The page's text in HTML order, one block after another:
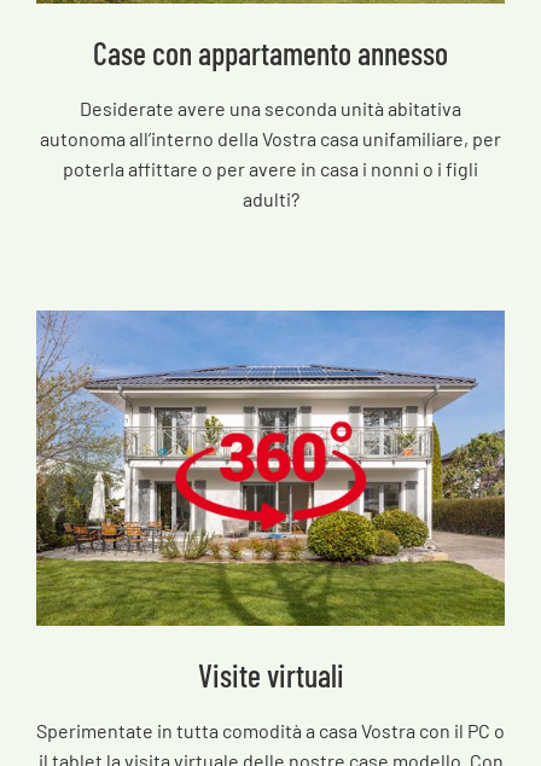
Case con appartamento annesso
Desiderate avere una seconda unità abitativa
autonoma all’interno della Vostra casa unifamiliare, per
poterla affittare o per avere in casa i nonni o i figli
adulti?
Visite virtuali
Sperimentate in tutta comodità a casa Vostra con il PC o
il tablet la visita virtuale delle nostre case modello. Con